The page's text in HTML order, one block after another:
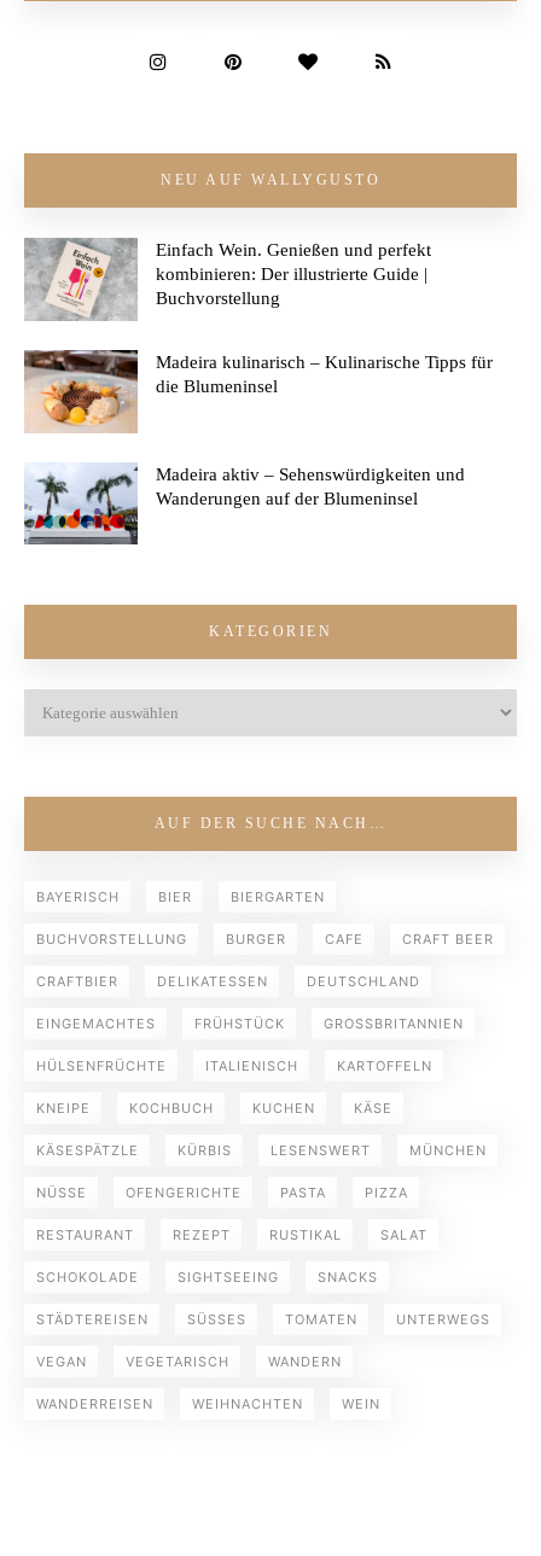
NEU AUF WALLYGUSTO
Einfach Wein. Genießen und perfekt
kombinieren: Der illustrierte Guide |
Buchvorstellung
Madeira kulinarisch – Kulinarische Tipps für
die Blumeninsel
Madeira aktiv – Sehenswürdigkeiten und
Wanderungen auf der Blumeninsel
KATEGORIEN
AUF DER SUCHE NACH…
BAYERISCH BIER BIERGARTEN
BUCHVORSTELLUNG BURGER CAFE CRAFT BEER
CRAFTBIER DELIKATESSEN DEUTSCHLAND
EINGEMACHTES FRÜHSTÜCK GROSSBRITANNIEN
HÜLSENFRÜCHTE ITALIENISCH KARTOFFELN
KNEIPE KOCHBUCH KUCHEN KÄSE
KÄSESPÄTZLE KÜRBIS LESENSWERT MÜNCHEN
NÜSSE OFENGERICHTE PASTA PIZZA
RESTAURANT REZEPT RUSTIKAL SALAT
SCHOKOLADE SIGHTSEEING SNACKS
STÄDTEREISEN SÜSSES TOMATEN UNTERWEGS
VEGAN VEGETARISCH WANDERN
WANDERREISEN WEIHNACHTEN WEIN